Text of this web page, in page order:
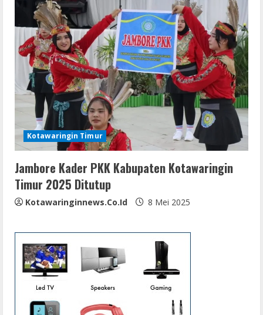
Kotawaringin Timur
Jambore Kader PKK Kabupaten Kotawaringin
Timur 2025 Ditutup
Kotawaringinnews.co.id 8 Mei 2025